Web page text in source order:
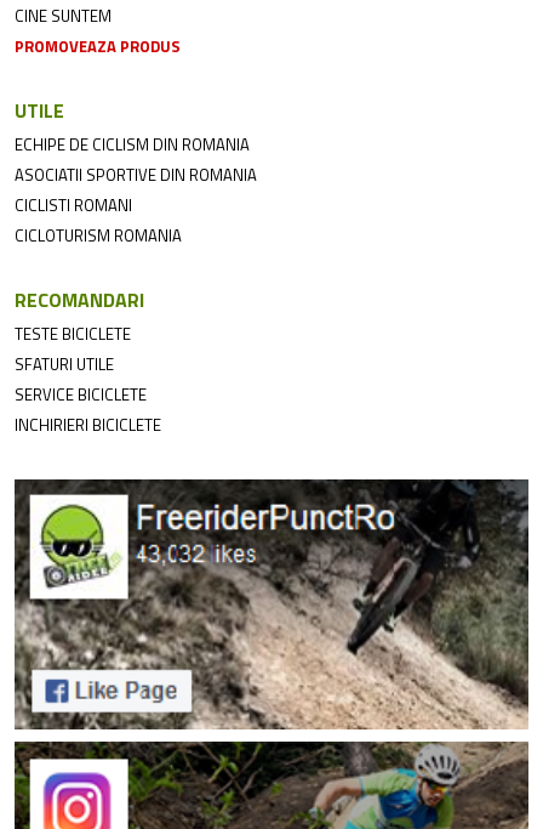
CINE SUNTEM
PROMOVEAZA PRODUS
UTILE
ECHIPE DE CICLISM DIN ROMANIA
ASOCIATII SPORTIVE DIN ROMANIA
CICLISTI ROMANI
CICLOTURISM ROMANIA
RECOMANDARI
TESTE BICICLETE
SFATURI UTILE
SERVICE BICICLETE
INCHIRIERI BICICLETE